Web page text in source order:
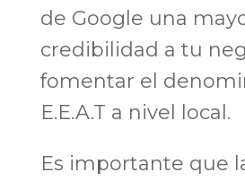
de Google una
credibilidad a tu
fomentar el
E.E.A.T a nivel local.
Es importante que